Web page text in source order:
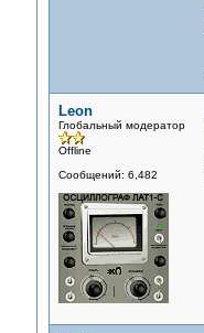
Leon
Глобальный модератор
Offline
Сообщений: 6,482